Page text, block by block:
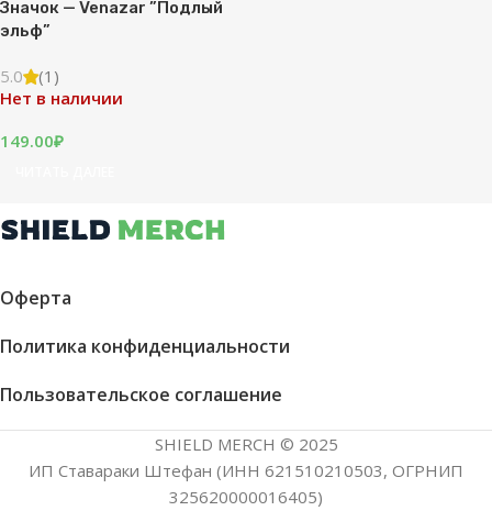
Значок — Venazar ”Подлый
эльф”
5.0
(1)
Нет в наличии
149.00₽
Оферта
Политика конфиденциальности
Пользовательское соглашение
SHIELD MERCH © 2025
ИП Ставараки Штефан (ИНН 621510210503, ОГРНИП
325620000016405)